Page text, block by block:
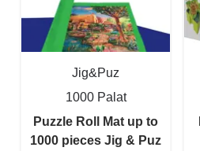
Jig&Puz
1000 Palat
Puzzle Roll Mat up to
1000 pieces Jig & Puz